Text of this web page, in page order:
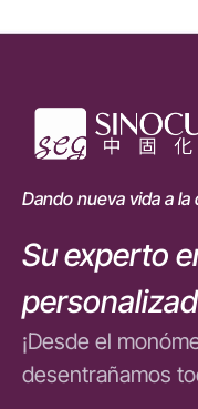
Dando nueva vida a la
Su experto
¡Desde el
desentrañamos